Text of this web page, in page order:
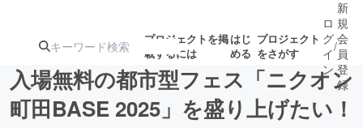
プロジェクトを掲
載するには
はじ
める
プロジェクト
をさがす
ロ
グ
イ
ン
/
新
規
会
員
登
録
入場無料の都市型フェス「ニクオン
町田BASE 2025」を盛り上げたい！